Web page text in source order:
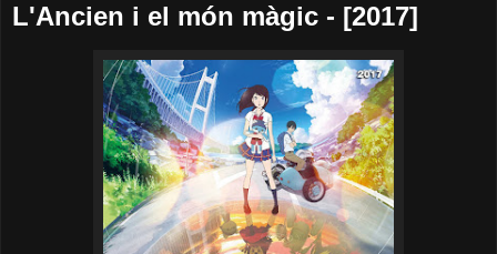
L'Ancien i el món màgic - [2017]